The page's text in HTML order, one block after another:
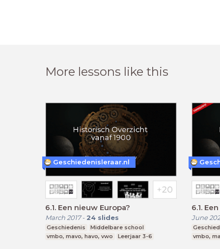
More lessons like this
6.1. Een nieuw Europa?
March 2017- 24 slides
Geschiedenis
Middelbare school
vmbo, mavo, havo, vwo
Leerjaar 3-6
Geschiedenisleraar.nl
6.1.
June
vmbo,